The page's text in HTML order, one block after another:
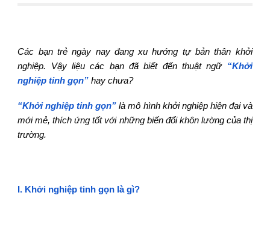
Các bạn trẻ ngày nay đang xu hướng tự bản thân khởi
nghiệp. Vậy liệu các bạn đã biết đến thuật ngữ “Khởi
nghiệp tinh gọn” hay chưa?
“Khởi nghiệp tinh gọn” là mô hình khởi nghiệp hiện đại và
mới mẻ, thích ứng tốt với những biến đổi khôn lường của thị
trường.
. Khởi nghiệptinh gọn là gì?